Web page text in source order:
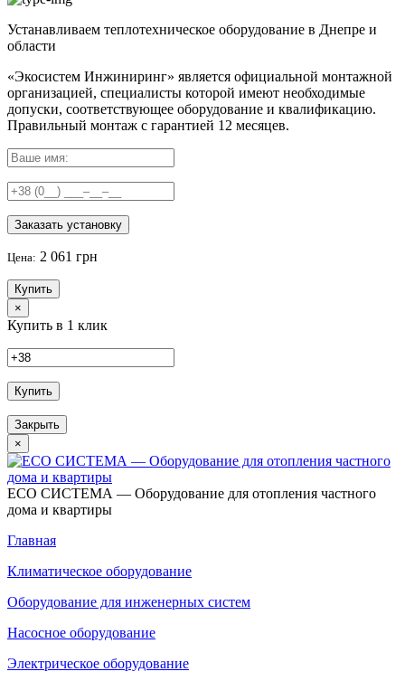
Устанавливаем теплотехническое оборудование в Днепре и
области
«Экосистем Инжиниринг» является официальной монтажной
организацией, специалисты которой имеют необходимые
допуски, соответствующее оборудование и квалификацию.
Правильный монтаж с гарантией 12 месяцев.
Заказать установку
Цена: 2 061 грн
Купить
×
Купить в 1 клик
Купить
Закрыть
×
ECO СИСТЕМА — Оборудование для отопления частного
дома и квартиры
Главная
Климатическое оборудование
Оборудование для инженерных систем
Насосное оборудование
Электрическое оборудование